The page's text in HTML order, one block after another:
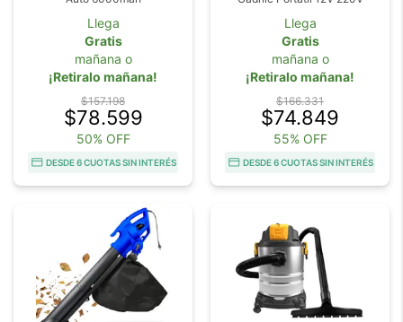
Llega
Gratis
mañana o
¡Retiralo mañana!
$157.198
$78.599
50% OFF
DESDE 6 CUOTAS SIN INTERÉS
Llega
Gratis
mañana o
¡Retiralo mañana!
$166.331
$74.849
55% OFF
DESDE 6 CUOTAS SIN INTERÉS